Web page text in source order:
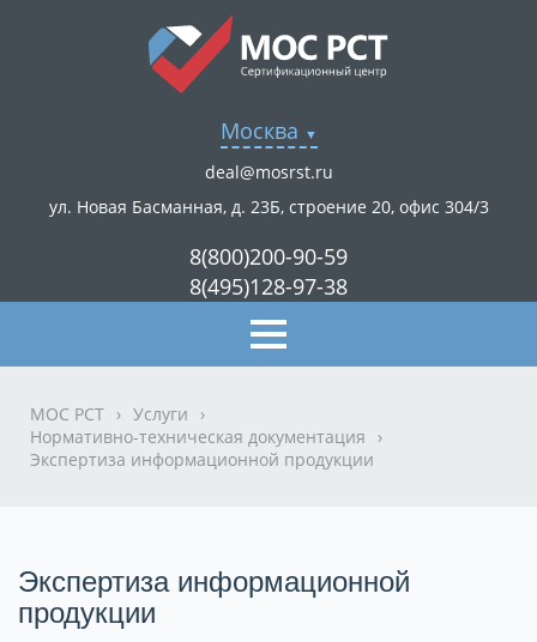
Москва
deal@mosrst.ru
ул. Новая Басманная, д. 23Б, строение 20, офис 304/3
8(800)200-90-59
8(495)128-97-38
МОС РСТ › Услуги
›
Нормативно-техническая документация
›
Экспертиза информационной продукции
Экспертиза информационной
продукции